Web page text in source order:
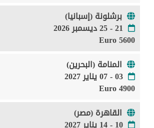
برشلونة (إسبانيا)
21 - 25 ديسمبر 2026
5600 Euro
المنامة (البحرين)
03 - 07 يناير 2027
4900 Euro
القاهرة (مصر)
10 - 14 يناير 2027